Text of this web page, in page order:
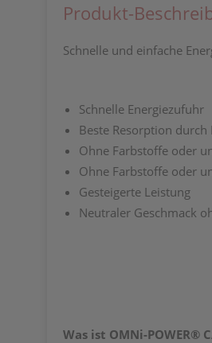
Produkt-
Schnelle und einfache
Schnelle Energiezufuhr
Beste Resorption
Ohne Farbstoffe oder
Ohne Farbstoffe oder
Gesteigerte Leistung
Neutraler Geschmack
Was ist OMNi-POWER®